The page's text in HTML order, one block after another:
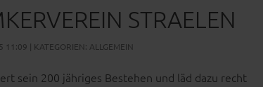
STRAELEN
11:09 | KATEGORIEN: ALLGEMEIN
sein 200 jähriges Bestehen und läd dazu recht